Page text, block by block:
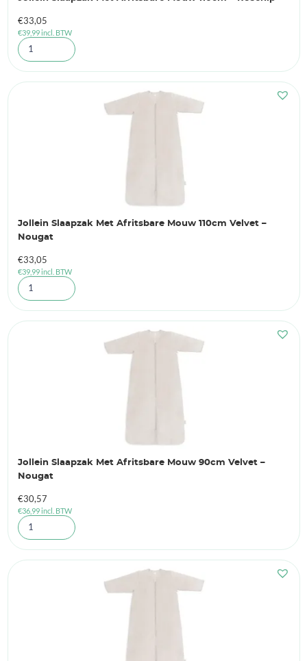
€33,05
€39,99incl. BTW
Jollein Slaapzak Met Afritsbare Mouw 110cm Velvet –
Nougat
€33,05
€39,99incl. BTW
Jollein Slaapzak Met Afritsbare Mouw 90cm Velvet –
Nougat
€30,57
€36,99incl. BTW